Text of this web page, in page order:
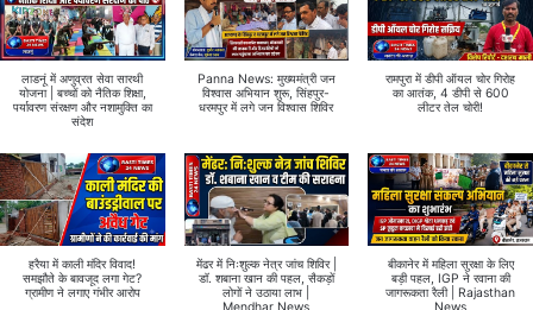
लाडनूं में अणुव्रत सेवा सारथी
योजना | बच्चों को नैतिक शिक्षा,
पर्यावरण संरक्षण और नशामुक्ति का
संदेश
Panna News: मुख्यमंत्री जन
विश्वास अभियान शुरू, सिंहपुर-
धरमपुर में लगे जन विश्वास शिविर
रामपुरा में डीपी ऑयल चोर गिरोह
का आतंक, 4 डीपी से 600
लीटर तेल चोरी!
हरैया में काली मंदिर विवाद!
समझौते के बावजूद लगा गेट?
ग्रामीण ने लगाए गंभीर आरोप
मेंढर में निःशुल्क नेत्र जांच शिविर |
डॉ. शबाना खान की पहल, सैकड़ों
लोगों ने उठाया लाभ |
बीकानेर में महिला सुरक्षा के लिए
बड़ी पहल, IGP ने रवाना की
जागरूकता रैली | Rajasthan